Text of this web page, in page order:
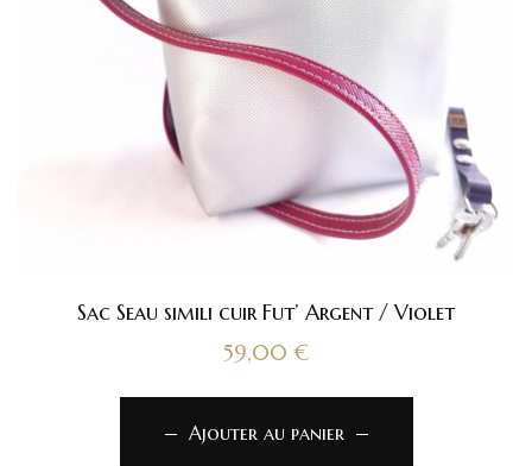
Sac Seau simili cuir Fut’ Argent / Violet
59,00 €
Ajouter au panier